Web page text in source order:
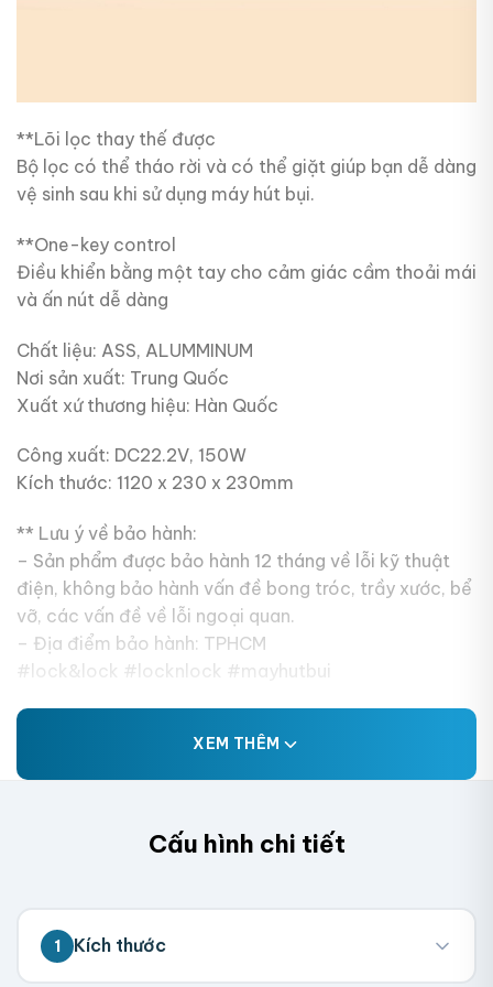
**Lõi lọc thay thế được
Bộ lọc có thể tháo rời và có thể giặt giúp bạn dễ dàng
vệ sinh sau khi sử dụng máy hút bụi.
**One-key control
Điều khiển bằng một tay cho cảm giác cầm thoải mái
và ấn nút dễ dàng
Chất liệu: ASS, ALUMMINUM
Nơi sản xuất: Trung Quốc
Xuất xứ thương hiệu: Hàn Quốc
Công xuất: DC22.2V, 150W
Kích thước: 1120 x 230 x 230mm
** Lưu ý về bảo hành:
– Sản phẩm được bảo hành 12 tháng về lỗi kỹ thuật
điện, không bảo hành vấn đề bong tróc, trầy xước, bể
vỡ, các vấn đề về lỗi ngoại quan.
– Địa điểm bảo hành: TPHCM
#lock&lock #locknlock #mayhutbui
XEM THÊM
Cấu hình chi tiết
1 Kích thước